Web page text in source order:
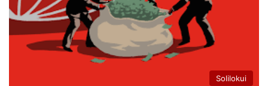
Solilokui